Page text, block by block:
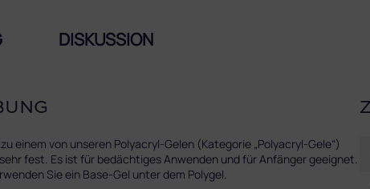
DISKUSSION
einem von unseren Polyacryl-Gelen (Kategorie „Polyacryl-Gele“)
fest. Es ist für bedächtiges Anwenden und für Anfänger geeignet.
Sie ein Base-Gel unter dem Polygel.